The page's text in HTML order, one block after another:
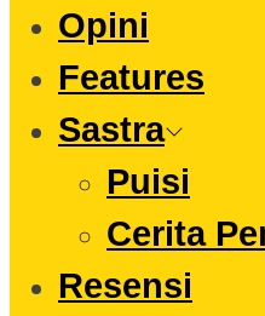
Opini
Features
Sastra
Puisi
Cerita
Resensi